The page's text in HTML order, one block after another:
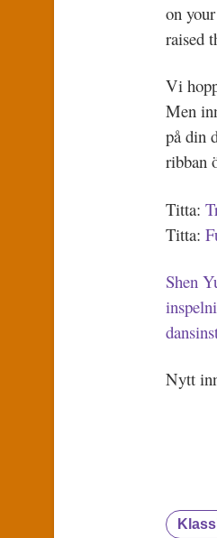
on
raised
Vi
Men
på din
ribban
Titta:
Titta:
Shen
Nytt